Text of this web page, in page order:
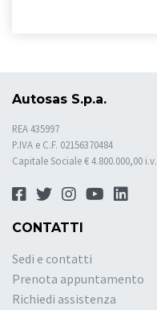
Autosas S.p.a.
REA 435997
P.IVA e C.F. 02156370484
Capitale Sociale € 4.800.000,00 i.v.
CONTATTI
Sedi e contatti
Prenota appuntamento
Richiedi assistenza